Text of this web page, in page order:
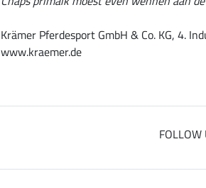
Krämer Pferdesport GmbH & Co. KG, 4.
www.kraemer.de
FOLLOW